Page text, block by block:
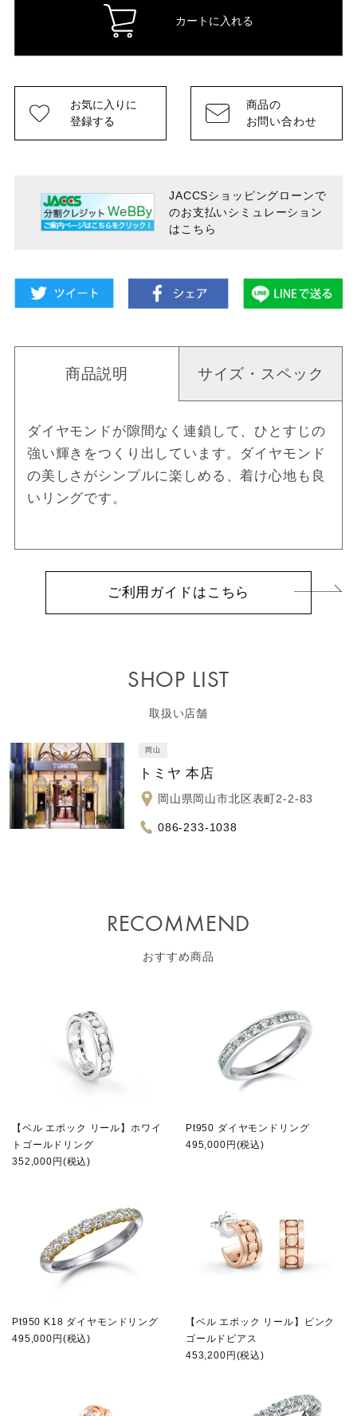
カートに入れる
お気に入りに
登録する
商品の
お問い合わせ
JACCSショッピングローンで
のお支払いシミュレーション
はこちら
商品説明 サイズ・スペック
ダイヤモンドが隙間なく連鎖して、ひとすじの
強い輝きをつくり出しています。ダイヤモンド
の美しさがシンプルに楽しめる、着け心地も良
いリングです。
ご利用ガイドはこちら
SHOP LIST
取扱い店舗
岡山
トミヤ 本店
岡山県岡山市北区表町2-2-83
086-233-1038
RECOMMEND
おすすめ商品
【ベル エポック リール】ホワイ
トゴールドリング
352,000円(税込)
Pt950 ダイヤモンドリング
495,000円(税込)
Pt950 K18 ダイヤモンドリング
495,000円(税込)
【ベル エポック リール】ピンク
ゴールドピアス
453,200円(税込)